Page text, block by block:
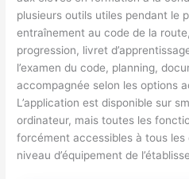
plusieurs outils utiles pendant le
entraînement au code de la
progression, livret
l’examen du code, planning,
accompagnée selon les options
L’application est disponible sur
ordinateur, mais toutes les
forcément accessibles à tous les
niveau d’équipement de